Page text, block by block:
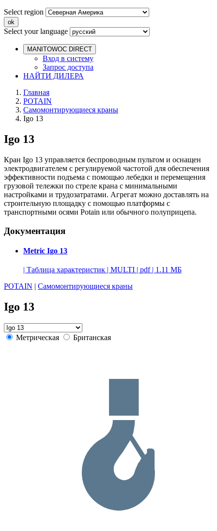
Select region
Select your language
MANITOWOC DIRECT
Вход в систему
Запрос доступа
НАЙТИ ДИЛЕРА
Главная
POTAIN
Самомонтирующиеся краны
Igo 13
Igo 13
Кран Igo 13 управляется беспроводным пультом и оснащен
электродвигателем с регулируемой частотой для обеспечения
эффективности подъема с помощью лебедки и перемещения
грузовой тележки по стреле крана с минимальными
настройками и трудозатратами. Агрегат можно доставлять на
строительную площадку с помощью платформы с
транспортными осями Potain или обычного полуприцепа.
Документация
Metric Igo 13
| Таблица характеристик | MULTI | pdf | 1.11 МБ
POTAIN | Самомонтирующиеся краны
Igo 13
Метрическая Британская